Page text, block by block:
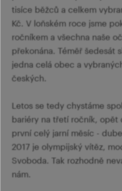
tisíce běžců a celkem
Kč. V loňském roce jsme
ročníkem a všechna naše
překonána. Téměř šedesát
jedna celá obec a
českých.
Letos se tedy chystáme
bariéry na třetí ročník, opět
první celý jarní měsíc -
2017 je olympijský vítěz,
Svoboda. Tak rozhodně
nám.